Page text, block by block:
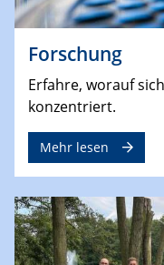
Forschung
Erfahre, worauf
konzentriert.
Mehr lesen